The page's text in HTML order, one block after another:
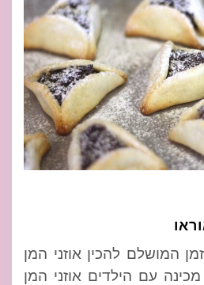
המושלם להכין אוזני המן
עם הילדים אוזני המן